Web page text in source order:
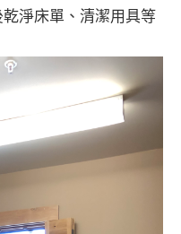
淨床單、清潔用具等